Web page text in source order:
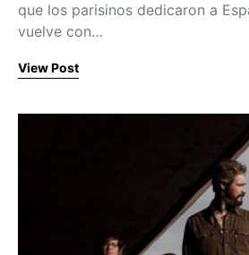
que los parisinos dedicaron a
vuelve con…
View Post